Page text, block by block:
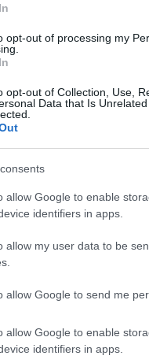
opt-out of processing my
opt-out of Collection, Use,
Data that Is
allow Google to enable
identifiers in apps.
allow my user data to be
allow Google to send me
allow Google to enable
identifiers in apps.
út végére, hiszen
azon
is elmondtam
rajthoz, és bár
tudunk ott
a ralipályákra!”
nemcsak
szakértő
a csomagba
számára. Már